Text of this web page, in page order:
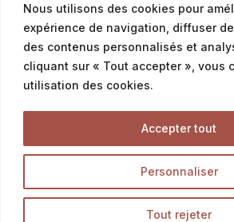
Nous utilisons des cookies pour
expérience de navigation, diffuser
des contenus personnalisés et
cliquant sur « Tout accepter », vous
utilisation des cookies.
Personnaliser
Tout rejeter
Accepter tout
04 76 43 20 09
Service commercial
04 76 43 20 09
Accueil